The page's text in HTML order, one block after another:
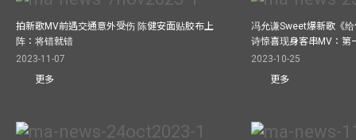
拍新歌MV前遇交通意外受伤 陈健安面贴胶布上
阵：将错就错
2023-11-07
更多
冯允谦Sweet爆新歌《
诗惊喜现身客串MV：第
2023-10-25
更多